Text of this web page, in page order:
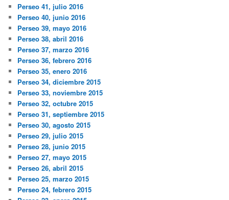
Perseo 41, julio 2016
Perseo 40, junio 2016
Perseo 39, mayo 2016
Perseo 38, abril 2016
Perseo 37, marzo 2016
Perseo 36, febrero 2016
Perseo 35, enero 2016
Perseo 34, diciembre 2015
Perseo 33, noviembre 2015
Perseo 32, octubre 2015
Perseo 31, septiembre 2015
Perseo 30, agosto 2015
Perseo 29, julio 2015
Perseo 28, junio 2015
Perseo 27, mayo 2015
Perseo 26, abril 2015
Perseo 25, marzo 2015
Perseo 24, febrero 2015